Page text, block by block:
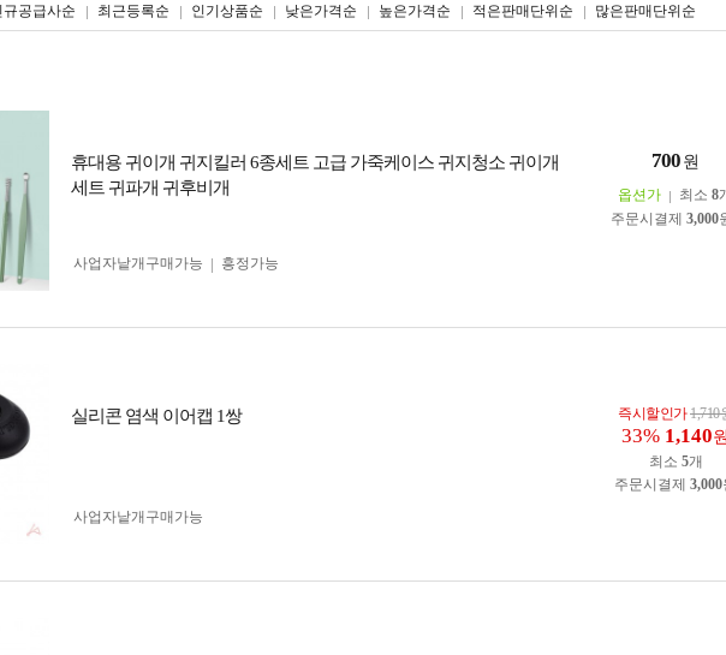
규공급사순 최근등록순 인기상품순 낮은가격순 높은가격순 적은판매단위순 많은판매단위순
리스트형갤러리형
휴대용 귀이개 귀지킬러 6종세트 고급 가죽케이스 귀지청소 귀이개
세트 귀파개 귀후비개
700 원
옵션가 최소 8
주문시결제 3,000
사업자 낱개구매가능 흥정가능
실리콘 염색 이어캡 1쌍 즉시할인가1,710
33% 1,140원
최소 5개
주문시결제 3,000
사업자 낱개구매가능